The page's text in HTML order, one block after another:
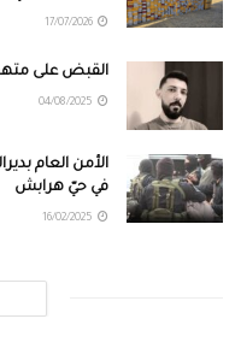
القبض على
الأمن العام
في حيّ هرابش